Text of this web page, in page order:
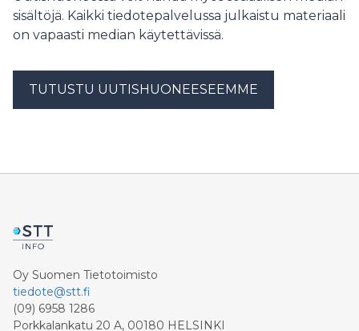
sisältöjä. Kaikki tiedotepalvelussa julkaistu materiaali
on vapaasti median käytettävissä.
TUTUSTU UUTISHUONEESEEMME
Oy Suomen Tietotoimisto
tiedote@stt.fi
(09) 6958 1286
Porkkalankatu 20 A, 00180 HELSINKI